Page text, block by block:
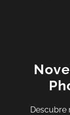
Descubre